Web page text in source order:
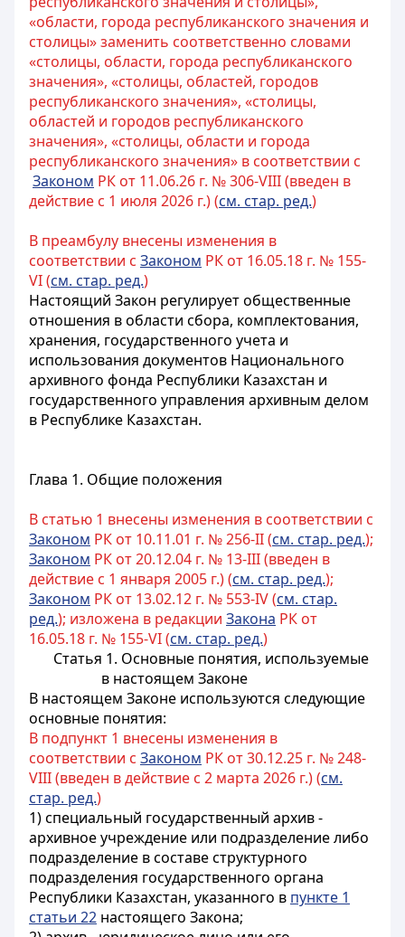
«области, города республиканского значения и
столицы» заменить соответственно словами
«столицы, области, города республиканского
значения», «столицы, областей, городов
республиканского значения», «столицы,
областей и городов республиканского
значения», «столицы, области и города
республиканского значения» в соответствии с
Законом РК от 11.06.26 г. № 306-VIII (введен в
действие с 1 июля 2026 г.) (см. стар. ред.)
В преамбулу внесены изменения в
соответствии с Законом РК от 16.05.18 г. № 155-
VI (см. стар. ред.)
Настоящий Закон регулирует общественные
отношения в области сбора, комплектования,
хранения, государственного учета и
использования документов Национального
архивного фонда Республики Казахстан и
государственного управления архивным делом
в Республике Казахстан.
Глава 1. Общие положения
В статью 1 внесены изменения в соответствии с
Законом РК от 10.11.01 г. № 256-II (см. стар. ред.);
Законом РК от 20.12.04 г. № 13-III (введен в
действие с 1 января 2005 г.) (см. стар. ред.);
Законом РК от 13.02.12 г. № 553-IV (см. стар.
ред.); изложена в редакции Закона РК от
16.05.18 г. № 155-VI (см. стар. ред.)
Статья 1. Основные понятия, используемые
в настоящем Законе
В настоящем Законе используются следующие
основные понятия:
В подпункт 1 внесены изменения в
соответствии с Законом РК от 30.12.25 г. № 248-
VIII (введен в действие с 2 марта 2026 г.) (см.
стар. ред.)
1) специальный государственный архив -
архивное учреждение или подразделение либо
подразделение в составе структурного
подразделения государственного органа
Республики Казахстан, указанного в пункте 1
статьи 22 настоящего Закона;